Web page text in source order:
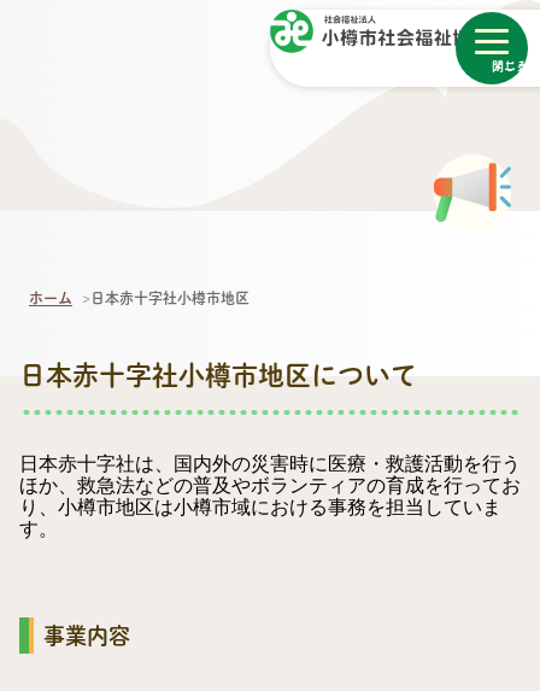
メニュー
閉じる
ホーム 日本赤十字社小樽市地区
日本赤十字社小樽市地区について
日本赤十字社は、国内外の災害時に医療・救護活動を行う
ほか、救急法などの普及やボランティアの育成を行ってお
り、小樽市地区は小樽市域における事務を担当していま
す。
事業内容